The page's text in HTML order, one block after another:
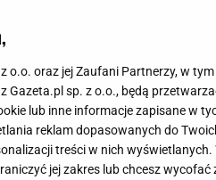
o.o. oraz jej Zaufani Partnerzy, w tym
Gazeta.pl sp. z o.o., będą
lub inne informacje zapisane w
reklam dopasowanych do
treści w nich wyświetlanych.
jej zakres lub chcesz wycofać